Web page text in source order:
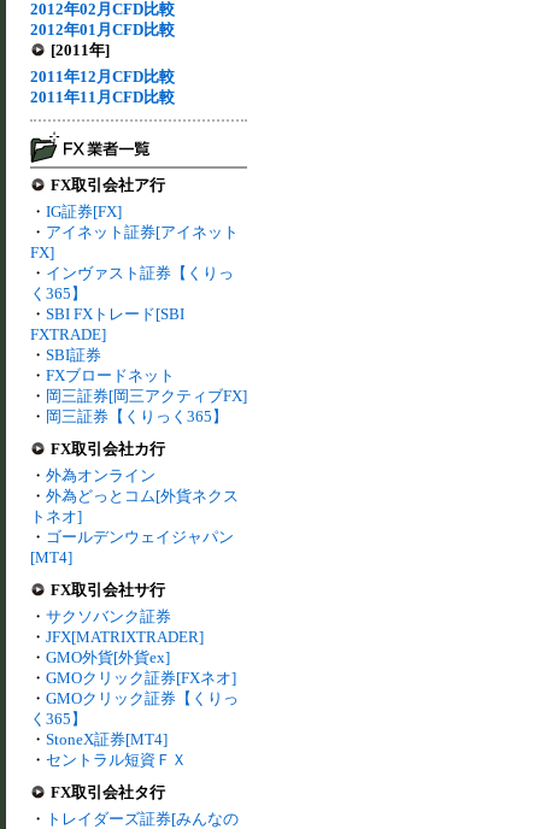
2012年02月CFD比較
2012年01月CFD比較
[2011年]
2011年12月CFD比較
2011年11月CFD比較
FX取引会社ア行
・ IG証券[FX]
・ アイネット証券[アイネット
FX]
・ インヴァスト証券【くりっ
く365】
・ SBI FXトレード[SBI
FXTRADE]
・ SBI証券
・ FXブロードネット
・ 岡三証券[岡三アクティブFX]
・ 岡三証券【くりっく365】
FX取引会社カ行
・ 外為オンライン
・ 外為どっとコム[外貨ネクス
トネオ]
・ ゴールデンウェイジャパン
[MT4]
FX取引会社サ行
・ サクソバンク証券
・ JFX[MATRIXTRADER]
・ GMO外貨[外貨ex]
・ GMOクリック証券[FXネオ]
・ GMOクリック証券【くりっ
く365】
・ StoneX証券[MT4]
・ セントラル短資ＦＸ
FX取引会社タ行
・ トレイダーズ証券[みんなの